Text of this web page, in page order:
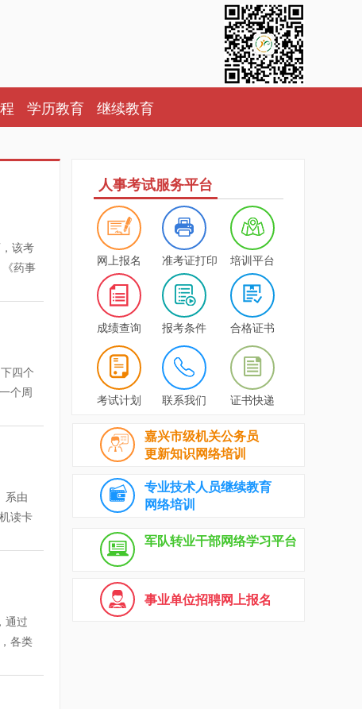
学历教育 继续教育
该考
药事
法
导开
理
·班
拟
面掌
内
析讲
可
合
容相
数。
座下
不
家
学费
卡充
汇款
四个
个周
备
讲，
题
并全
限一
学
解，
完成
。
本地
折优
热
入
由
读卡
职业
3、
中
专
）
[课
继
讲
通过
各类
，
人员
。题
人事考试服务平台
网上报名 准考证打印 培训平台
成绩查询 报考条件 合格证书
考试计划 联系我们 证书快递
嘉兴市级机关公务员
更新知识网络培训
专业技术人员继续教育
网络培训
军队转业干部网络学习平台
事业单位招聘网上报名